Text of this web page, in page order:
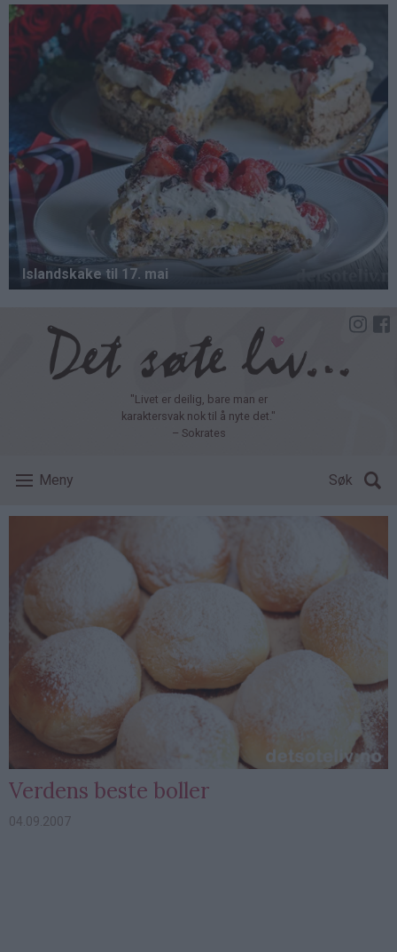
Hopp
hovedinnhold
"Livet er deilig, bare man er
karaktersvak nok til å nyte det."
– Sokrates
Meny Søk
Verdens beste boller
04.09.2007